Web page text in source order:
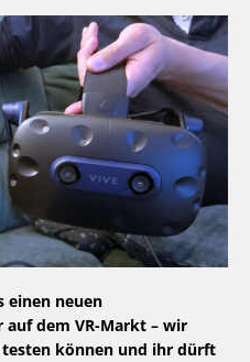
einen neuen
dem VR-Markt – wir
können und ihr dürft